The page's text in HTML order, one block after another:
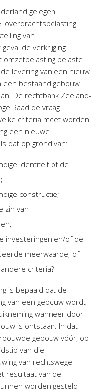
gelegen
overdrachtsbelasting
van
de verkrijging
omzetbelasting belaste
levering van een nieuw
een bestaand gebouw
De rechtbank Zeeland-
Raad de vraag
criteria moet worden
een nieuwe
dat op grond van:
identiteit of de
constructie;
zin van
investeringen en/of de
meerwaarde; of
criteria?
is bepaald dat de
van een gebouw wordt
wanneer door
is ontstaan. In dat
gebouw vóór, op
van die
van rechtswege
resultaat van de
worden gesteld